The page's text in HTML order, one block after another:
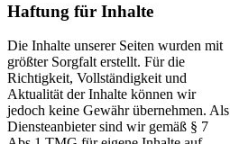
Haftung für Inhalte
Die Inhalte unserer Seiten wurden mit
größter Sorgfalt erstellt. Für die
Richtigkeit, Vollständigkeit und
Aktualität der Inhalte können wir
jedoch keine Gewähr übernehmen. Als
Diensteanbieter sind wir gemäß § 7